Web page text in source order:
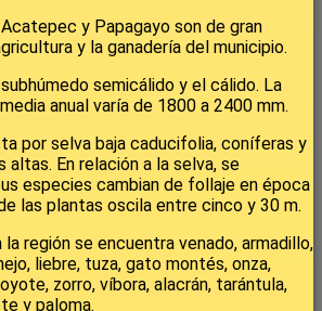
y Papagayo son de gran
y la ganadería del municipio.
semicálido y el cálido. La
anual varía de 1800 a 2400 mm.
por selva baja caducifolia, coníferas y
altas. En relación a la selva, se
especies cambian de follaje en época
las plantas oscila entre cinco y 30 m.
la región se encuentra venado, armadillo,
liebre, tuza, gato montés, onza,
zorro, víbora, alacrán, tarántula,
y paloma.